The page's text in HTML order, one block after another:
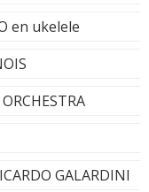
en ukelele
GALARDINI